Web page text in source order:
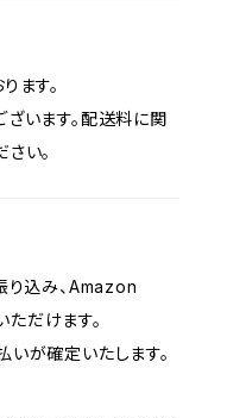
ます。
います。配送料に関
い。
り込み、Amazon
だけます。
が確定いたします。